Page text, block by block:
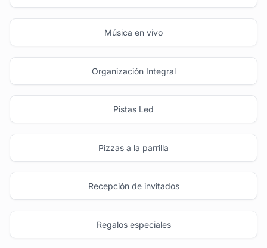
Música en vivo
Organización Integral
Pistas Led
Pizzas a la parrilla
Recepción de invitados
Regalos especiales